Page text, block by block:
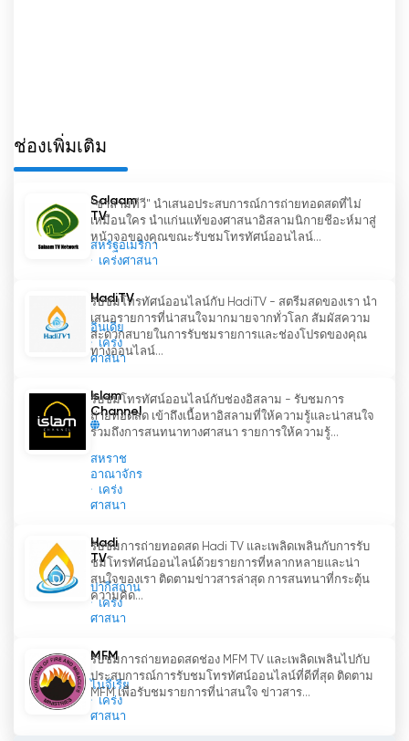
เนื้อหาคำสอนที่นำเสนอในช่องนี้มีความลึกซึ้งและกว้าง
ขวางอย่างหาที่เปรียบไม่ได้ เออร์ฟาน เคฮานี คาลเก
วิญญาณ และปัญญาของเขาถูกแบ่งปันให้กับผู้ชมผ่าน
รายการต่างๆ มากมาย ตั้งแต่การบรรยายและการ
อภิปราย ไปจนถึงช่วงถามตอบและแบบฝึกหัดเชิง
เพื่อให้เหมาะสมกับรูปแบบการเรียนรู้และระดับความ
เข้าใจทางจิตวิญญาณที่แตกต่างกัน
ข้อดีอย่างมากข้อหนึ่งของช่องนี้คือความสามารถในการ
สามารถเข้าถึงช่องได้' รับชมเนื้อหาได้ทุกที่ทุกเวลาและ
ตามความสะดวก ไม่ว่าคุณจะอยู่ที่บ้าน เดินทาง หรือมี
เวลาว่างเพียงไม่กี่นาที การรับชมช่องนี้สามารถมอบ
แรงบันดาลใจและการเติบโตทางจิตวิญญาณที่คุณ
ต้องการได้อย่างมาก
เมื่อมีผู้คนจำนวนมากขึ้นเรื่อยๆ เข้ามามีส่วนร่วมกับคำ
สอนของช่องทางนี้ ก็จะเกิดผลกระทบเป็นวงกว้าง นำไป
สู่การยกระดับจิตสำนึกในระดับรวม การเปลี่ยนแปลง
ในเชิงบวกที่เกิดขึ้นกับแต่ละบุคคลจะขยายไปสู่
ครอบครัว ชุมชน และท้ายที่สุดก็คือสังคมโดยรวม
โดยสรุปแล้ว ช่องนี้เป็นแหล่งข้อมูลที่ครบถ้วนสมบูรณ์
เกี่ยวกับคำสอนของเออร์ฟาน เคฮานี คาลเก ก่อตั้งโดย
โมฮัมหมัด อาลี ทาเฮรี ช่องนี้เป็นแพลตฟอร์มสำหรับ
ช่องเพิ่มเติม
Salaam
TV
สหรัฐอเมริกา
เคร่งศาสนา
"ซาลามทีวี" นำเสนอประสบการณ์การถ่ายทอดสดที่ไม่
เหมือนใคร นำแก่นแท้ของศาสนาอิสลามนิกายชีอะห์มาสู่
หน้าจอของคุณขณะรับชมโทรทัศน์ออนไลน์...
HadiTV
อินเดีย
เคร่ง
ศาสนา
รับชมโทรทัศน์ออนไลน์กับ HadiTV - สตรีมสดของเรา นำ
เสนอรายการที่น่าสนใจมากมายจากทั่วโลก สัมผัสความ
สะดวกสบายในการรับชมรายการและช่องโปรดของคุณ
ทางออนไลน์...
Islam
Channel
สหราช
อาณาจักร
เคร่ง
ศาสนา
รับชมโทรทัศน์ออนไลน์กับช่องอิสลาม - รับชมการ
ถ่ายทอดสด เข้าถึงเนื้อหาอิสลามที่ให้ความรู้และน่าสนใจ
รวมถึงการสนทนาทางศาสนา รายการให้ความรู้...
Hadi
TV
ปากีสถาน
เคร่ง
ศาสนา
รับชมการถ่ายทอดสด Hadi TV และเพลิดเพลินกับการรับ
ชมโทรทัศน์ออนไลน์ด้วยรายการที่หลากหลายและน่า
สนใจของเรา ติดตามข่าวสารล่าสุด การสนทนาที่กระตุ้น
ความคิด...
MFM
ไนจีเรีย
เคร่ง
ศาสนา
รับชมการถ่ายทอดสดช่อง MFM TV และเพลิดเพลินไปกับ
ประสบการณ์การรับชมโทรทัศน์ออนไลน์ที่ดีที่สุด ติดตาม
MFM เพื่อรับชมรายการที่น่าสนใจ ข่าวสาร...